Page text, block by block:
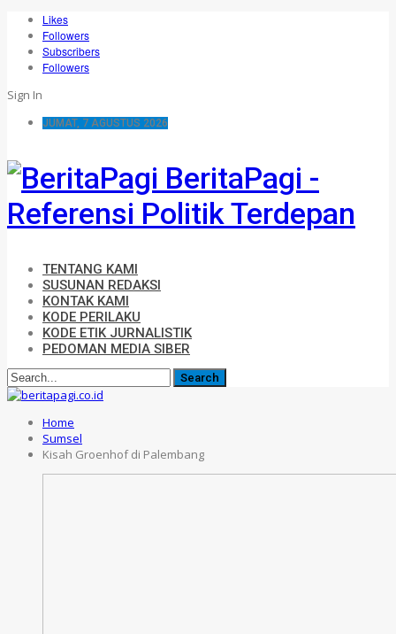
Likes
Followers
Subscribers
Followers
Sign In
JUMAT, 7 AGUSTUS 2026
BeritaPagi -
Referensi Politik Terdepan
TENTANG KAMI
SUSUNAN REDAKSI
KONTAK KAMI
KODE PERILAKU
KODE ETIK JURNALISTIK
PEDOMAN MEDIA SIBER
Home
Sumsel
Kisah Groenhof di Palembang